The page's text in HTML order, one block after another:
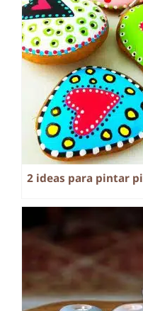
2 ideas para pintar